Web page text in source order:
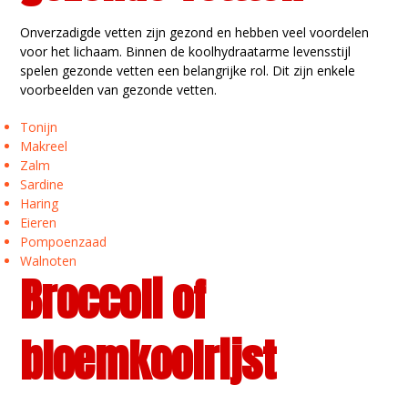
Onverzadigde vetten zijn gezond en hebben veel voordelen
voor het lichaam. Binnen de koolhydraatarme levensstijl
spelen gezonde vetten een belangrijke rol. Dit zijn enkele
voorbeelden van gezonde vetten.
Tonijn
Makreel
Zalm
Sardine
Haring
Eieren
Pompoenzaad
Walnoten
Broccoli of
bloemkoolrijst